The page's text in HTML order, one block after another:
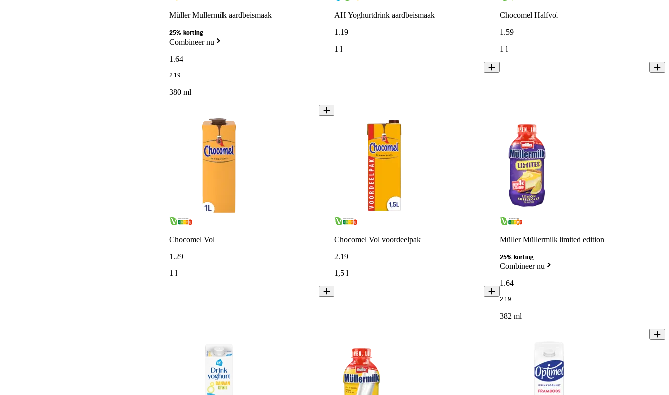
Müller Mullermilk aardbeismaak
25% korting
Combineer nu
1.64
2.19
380 ml
AH Yoghurtdrink aardbeismaak
1.19
1 l
Chocomel Halfvol
1.59
1 l
Chocomel Vol
1.29
1 l
Chocomel Vol voordeelpak
2.19
1,5 l
Müller Müllermilk limited edition
25% korting
Combineer nu
1.64
2.19
382 ml